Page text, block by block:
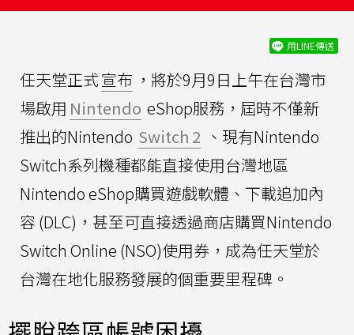
用LINE傳送
任天堂正式宣布 ，將於9月9日上午在台灣市
場啟用 Nintendo eShop服務，屆時不僅新
推出的Nintendo Switch 2 、現有Nintendo
Switch系列機種都能直接使用台灣地區
Nintendo eShop購買遊戲軟體、下載追加內
容 (DLC)，甚至可直接透過商店購買Nintendo
Switch Online (NSO)使用券，成為任天堂於
台灣在地化服務發展的個重要里程碑。